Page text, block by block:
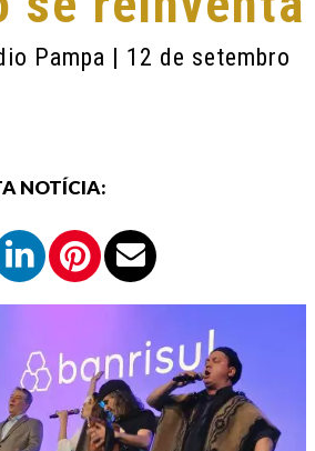
Pampa | 12 de setembro
NOTÍCIA: